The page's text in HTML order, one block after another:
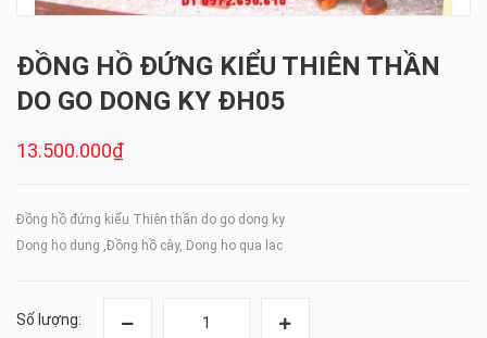
ĐỒNG HỒ ĐỨNG KIỂU THIÊN THẦN
DO GO DONG KY ĐH05
13.500.000₫
Đồng hồ đứng kiểu Thiên thần do go dong ky
Dong ho dung ,Đồng hồ cây, Dong ho qua lac
Số lượng: